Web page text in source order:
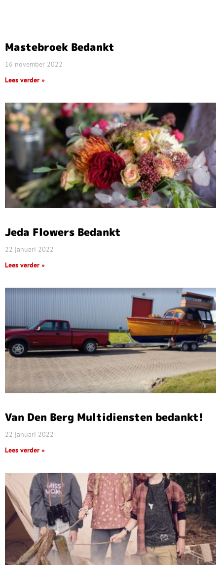
Mastebroek Bedankt
16 november 2022
Lees verder »
Jeda Flowers Bedankt
22 januari 2022
Lees verder »
Van Den Berg Multidiensten bedankt!
22 januari 2022
Lees verder »